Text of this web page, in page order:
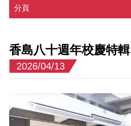
分頁
香島八十週年校慶特輯
2026/04/13